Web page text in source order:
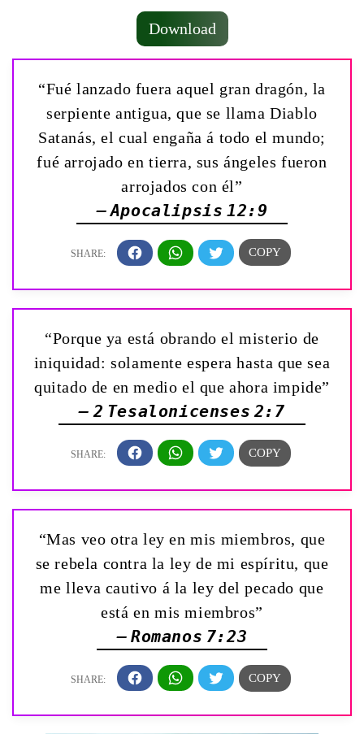
Download
“Fué lanzado fuera aquel gran dragón, la
serpiente antigua, que se llama Diablo
Satanás, el cual engaña á todo el mundo;
fué arrojado en tierra, sus ángeles fueron
arrojados con él”
— Apocalipsis 12:9
“Porque ya está obrando el misterio de
iniquidad: solamente espera hasta que sea
quitado de en medio el que ahora impide”
— 2 Tesalonicenses 2:7
“Mas veo otra ley en mis miembros, que
se rebela contra la ley de mi espíritu, que
me lleva cautivo á la ley del pecado que
está en mis miembros”
— Romanos 7:23